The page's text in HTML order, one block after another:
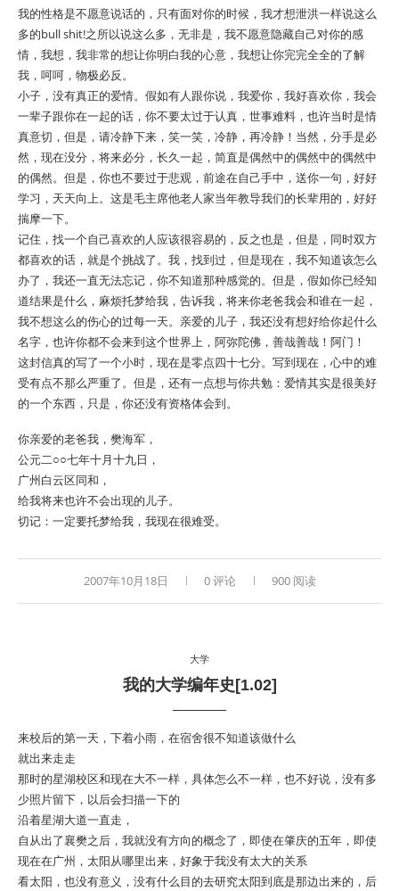
我的性格是不愿意说话的，只有面对你的时候，我才想泄洪一样说这么
多的bull shit!之所以说这么多，无非是，我不愿意隐藏自己对你的感
情，我想，我非常的想让你明白我的心意，我想让你完完全全的了解
我，呵呵，物极必反。
小子，没有真正的爱情。假如有人跟你说，我爱你，我好喜欢你，我会
一辈子跟你在一起的话，你不要太过于认真，世事难料，也许当时是情
真意切，但是，请冷静下来，笑一笑，冷静，再冷静！当然，分手是必
然，现在没分，将来必分，长久一起，简直是偶然中的偶然中的偶然中
的偶然。但是，你也不要过于悲观，前途在自己手中，送你一句，好好
学习，天天向上。这是毛主席他老人家当年教导我们的长辈用的，好好
揣摩一下。
记住，找一个自己喜欢的人应该很容易的，反之也是，但是，同时双方
都喜欢的话，就是个挑战了。我，找到过，但是现在，我不知道该怎么
办了，我还一直无法忘记，你不知道那种感觉的。但是，假如你已经知
道结果是什么，麻烦托梦给我，告诉我，将来你老爸我会和谁在一起，
我不想这么的伤心的过每一天。亲爱的儿子，我还没有想好给你起什么
名字，也许你都不会来到这个世界上，阿弥陀佛，善哉善哉！阿门！
这封信真的写了一个小时，现在是零点四十七分。写到现在，心中的难
受有点不那么严重了。但是，还有一点想与你共勉：爱情其实是很美好
的一个东西，只是，你还没有资格体会到。
你亲爱的老爸我，樊海军，
公元二○○七年十月十九日，
广州白云区同和，
给我将来也许不会出现的儿子。
切记：一定要托梦给我，我现在很难受。
2007年10月18日 0 评论 900 阅读
大学
我的大学编年史[1.02]
来校后的第一天，下着小雨，在宿舍很不知道该做什么
就出来走走
那时的星湖校区和现在大不一样，具体怎么不一样，也不好说，没有多
少照片留下，以后会扫描一下的
沿着星湖大道一直走，
自从出了襄樊之后，我就没有方向的概念了，即使在肇庆的五年，即使
现在在广州，太阳从哪里出来，好象于我没有太大的关系
看太阳，也没有意义，没有什么目的去研究太阳到底是那边出来的，后